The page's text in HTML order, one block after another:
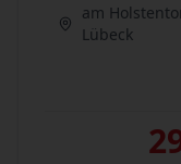
am
Lübeck